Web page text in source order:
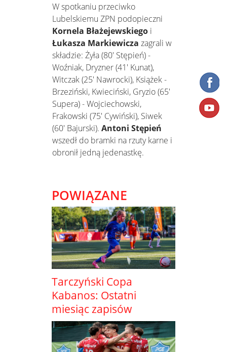
W spotkaniu przeciwko
Lubelskiemu ZPN podopieczni
Kornela Błażejewskiego i
Łukasza Markiewicza zagrali w
składzie: Żyła (80' Stępień) -
Woźniak, Dryzner (41' Kunat),
Witczak (25' Nawrocki), Książek -
Brzeziński, Kwieciński, Gryzio (65'
Supera) - Wojciechowski,
Frakowski (75' Cywiński), Siwek
(60' Bajurski). Antoni Stępień
wszedł do bramki na rzuty karne i
obronił jedną jedenastkę.
POWIĄZANE
Tarczyński Copa
Kabanos: Ostatni
miesiąc zapisów